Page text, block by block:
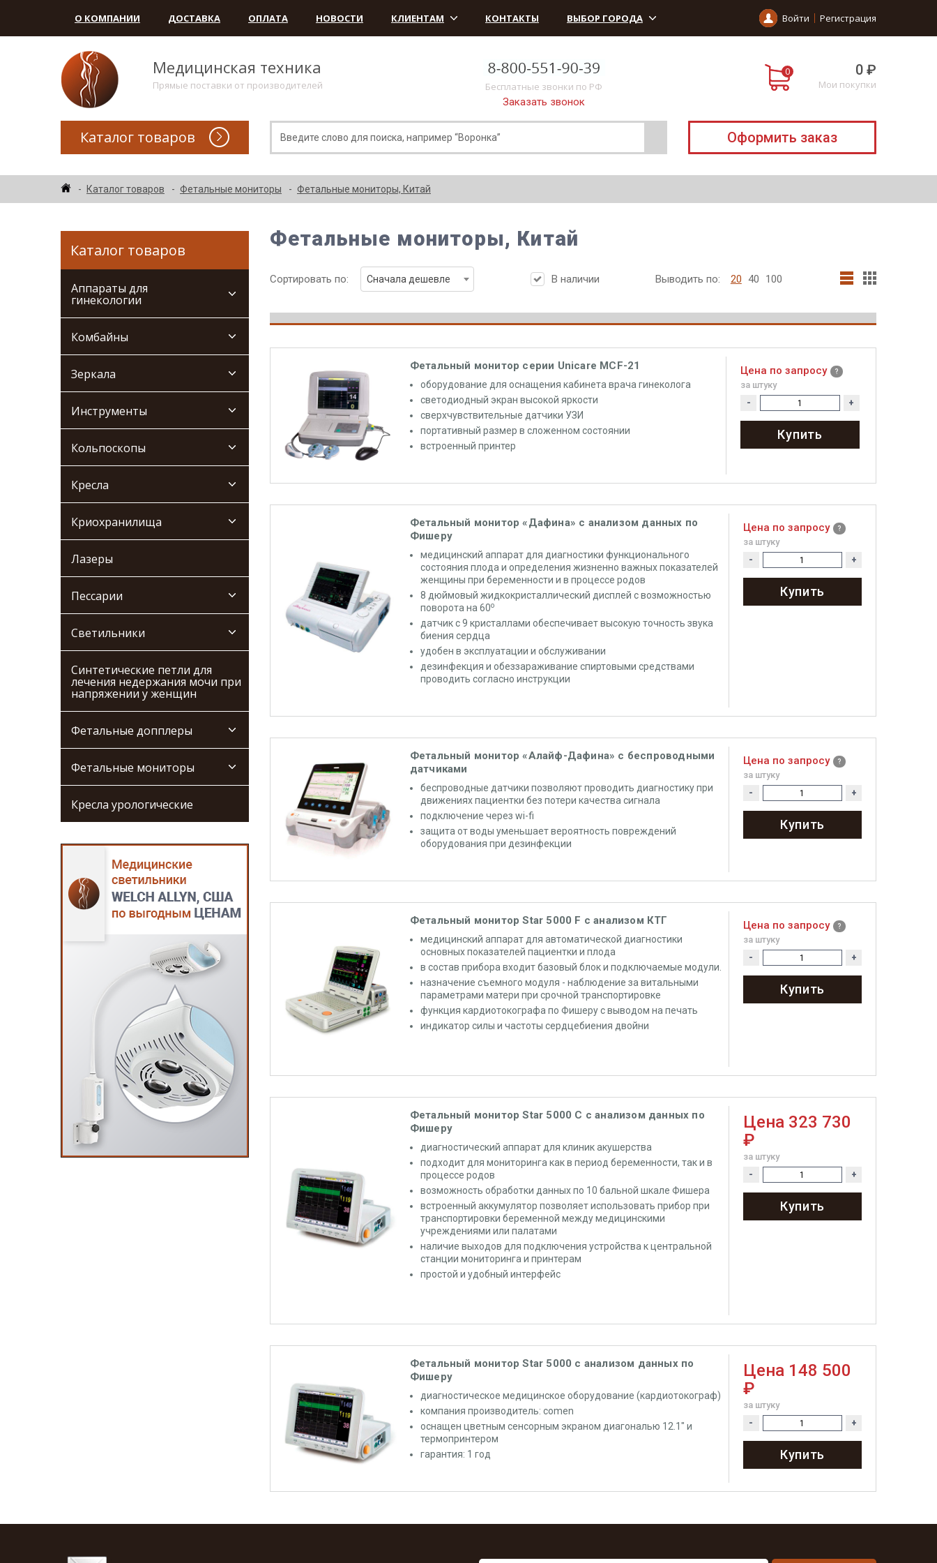
О КОМПАНИИ ДОСТАВКА ОПЛАТА НОВОСТИ КЛИЕНТАМ КОНТАКТЫ ВЫБОР ГОРОДА Войти Регистрация
Медицинская техника
Прямые поставки от производителей
Бесплатные звонки по РФ
Заказать звонок
0 ₽
Мои покупки
Каталог товаров Оформить заказ
Каталог товаров Фетальные мониторы Фетальные мониторы, Китай
Каталог товаров
Аппараты для
гинекологии
Комбайны
Зеркала
Инструменты
Кольпоскопы
Кресла
Криохранилища
Лазеры
Пессарии
Светильники
Синтетические петли для
лечения недержания мочи при
напряжении у женщин
Фетальные допплеры
Фетальные мониторы
Кресла урологические
Фетальные мониторы, Китай
Сортировать по: Сначала дешевле В наличии Выводить по: 20 40 100
Фетальный монитор серии Unicare MCF-21
оборудование для оснащения кабинета врача гинеколога
светодиодный экран высокой яркости
сверхчувствительные датчики УЗИ
портативный размер в сложенном состоянии
встроенный принтер
Цена по запросу
за штуку
- +
Купить
Фетальный монитор «Дафина» с анализом данных по
Фишеру
медицинский аппарат для диагностики функционального
состояния плода и определения жизненно важных показателей
женщины при беременности и в процессе родов
8 дюймовый жидкокристаллический дисплей с возможностью
поворота на 60о
датчик с 9 кристаллами обеспечивает высокую точность звука
биения сердца
удобен в эксплуатации и обслуживании
дезинфекция и обеззараживание спиртовыми средствами
проводить согласно инструкции
Цена по запросу
за штуку
- +
Купить
Фетальный монитор «Алайф-Дафина» с беспроводными
датчиками
беспроводные датчики позволяют проводить диагностику при
движениях пациентки без потери качества сигнала
подключение через wi-fi
защита от воды уменьшает вероятность повреждений
оборудования при дезинфекции
Цена по запросу
за штуку
- +
Купить
Фетальный монитор Star 5000 F с анализом КТГ
медицинский аппарат для автоматической диагностики
основных показателей пациентки и плода
в состав прибора входит базовый блок и подключаемые модули.
назначение съемного модуля - наблюдение за витальными
параметрами матери при срочной транспортировке
функция кардиотокографа по Фишеру с выводом на печать
индикатор силы и частоты сердцебиения двойни
Цена по запросу
за штуку
- +
Купить
Фетальный монитор Star 5000 С с анализом данных по
Фишеру
диагностический аппарат для клиник акушерства
подходит для мониторинга как в период беременности, так и в
процессе родов
возможность обработки данных по 10 бальной шкале Фишера
встроенный аккумулятор позволяет использовать прибор при
транспортировки беременной между медицинскими
учреждениями или палатами
наличие выходов для подключения устройства к центральной
станции мониторинга и принтерам
простой и удобный интерфейс
Цена 323 730
₽
за штуку
- +
Купить
Фетальный монитор Star 5000 с анализом данных по
Фишеру
диагностическое медицинское оборудование (кардиотокограф)
компания производитель: comen
оснащен цветным сенсорным экраном диагональю 12.1" и
термопринтером
гарантия: 1 год
Цена 148 500
₽
за штуку
- +
Купить